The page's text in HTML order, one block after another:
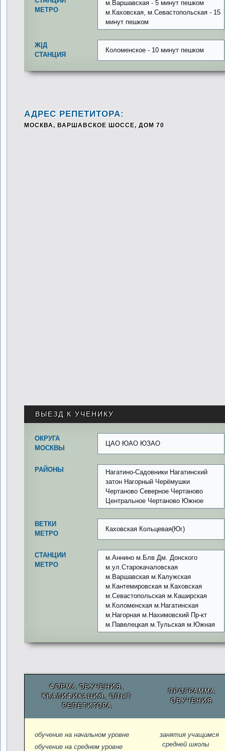
МЕТРО
м.Варшавская - 5 минут пешком
м.Каховская, м.Севастопольская - 15
минут пешком
Ж|Д
СТАНЦИЯ
Коломенское - 10 минут пешком
АДРЕС РЕПЕТИТОРА:
МОСКВА, ВАРШАВСКОЕ ШОССЕ, ДОМ 70
ВЫЕЗД К УЧЕНИКУ
ОКРУГА
МОСКВЫ
ЦАО ЮАО ЮЗАО
РАЙОНЫ
Нагатино-Садовники Нагатинский
затон Нагорный Черёмушки
Чертаново Северное Чертаново
Центральное Чертаново Южное
ВЕТКИ
МЕТРО
Каховская Кольцевая(Юг)
СТАНЦИИ
МЕТРО
м.Аннино м.Блв Дм. Донского
м.ул.Старокачаловская
м.Варшавская м.Калужская
м.Кантемировская м.Каховская
м.Севастопольская м.Каширская
м.Коломенская м.Нагатинская
м.Нагорная м.Нахимовский Пр-кт
м.Павелецкая м.Тульская м.Южная
ФОРМА ОБУЧЕНИЯ,
КВАЛИФИКАЦИЯ, ОПЫТ
РЕПЕТИТОРА
ПРОГРАММА
ОБУЧЕНИЯ
обучение на начальном уровне
обучение на среднем уровне
занятия учащимся
средней школы